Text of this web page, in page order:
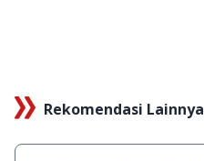
Rekomendasi Lainnya